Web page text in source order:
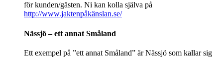
för kunden/gästen. Ni kan kolla själva på
http://www.jaktenpåkänslan.se/
Nässjö – ett annat Småland
Ett exempel på ”ett annat Småland” är Nässjö som kallar sig